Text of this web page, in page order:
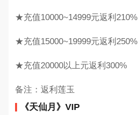
★充值10000~14999元返利210%
★充值15000~19999元返利250%
★充值20000以上元返利300%
备注：返利莲玉
《天仙月》VIP